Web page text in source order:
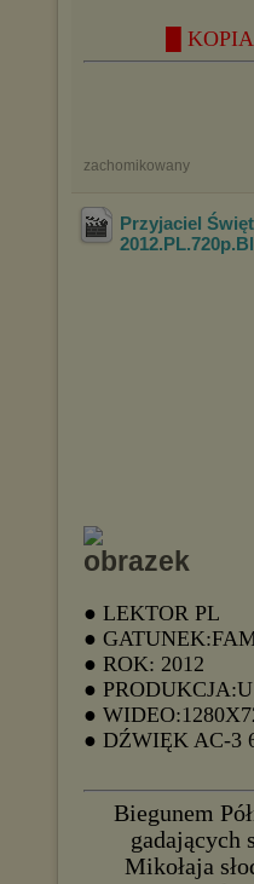
█
zachomikowany
Przyjaciel
● LEKTOR PL
●
● ROK: 2012
●
●
● DŹWIĘK AC-3
Biegunem
gadających
Mikołaja